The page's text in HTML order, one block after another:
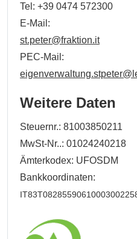
Tel: +39 0474 572300
E-Mail:
st.peter@fraktion.it
PEC-Mail:
Weitere Daten
Steuernr.: 81003850211
MwSt-Nr..: 01024240218
Ämterkodex: UFOSDM
Bankkoordinaten: